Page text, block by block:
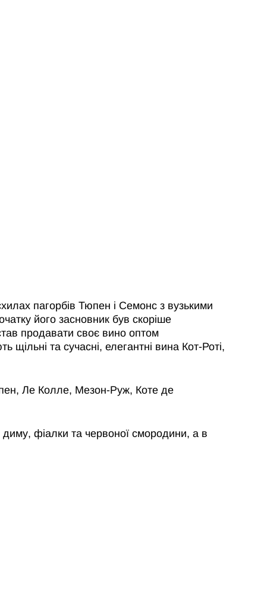
пагорбів Тюпен і Семонс з вузькими
його засновник був скоріше
продавати своє вино оптом
та сучасні, елегантні вина Кот-Роті,
Ле Колле, Мезон-Руж, Коте де
фіалки та червоної смородини, а в